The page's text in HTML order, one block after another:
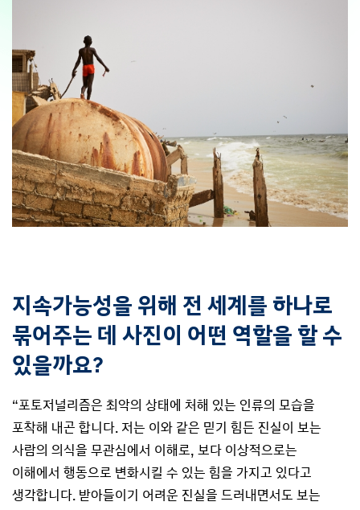
지속가능성을 위해 전 세계를 하나로
묶어주는 데 사진이 어떤 역할을 할 수
있을까요?
“포토저널리즘은 최악의 상태에 처해 있는 인류의 모습을
포착해 내곤 합니다. 저는 이와 같은 믿기 힘든 진실이 보는
사람의 의식을 무관심에서 이해로, 보다 이상적으로는
이해에서 행동으로 변화시킬 수 있는 힘을 가지고 있다고
생각합니다. 받아들이기 어려운 진실을 드러내면서도 보는